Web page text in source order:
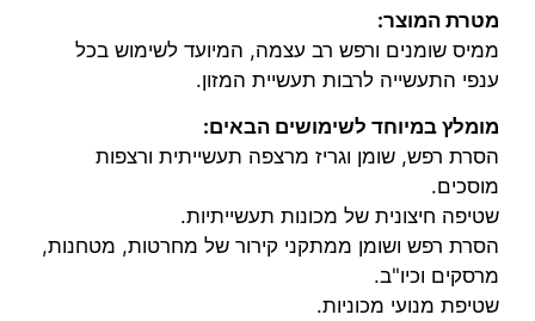
מטרת המוצר:
ממיס שומנים ורפש רב עצמה, המיועד לשימוש בכל
ענפי התעשייה לרבות תעשיית המזון.
מומלץ במיוחד לשימושים הבאים:
הסרת רפש, שומן וגריז מרצפה תעשייתית ורצפות
מוסכים.
שטיפה חיצונית של מכונות תעשייתיות.
הסרת רפש ושומן ממתקני קירור של מחרטות, מטחנות,
מרסקים וכיו"ב.
שטיפת מנועי מכוניות.